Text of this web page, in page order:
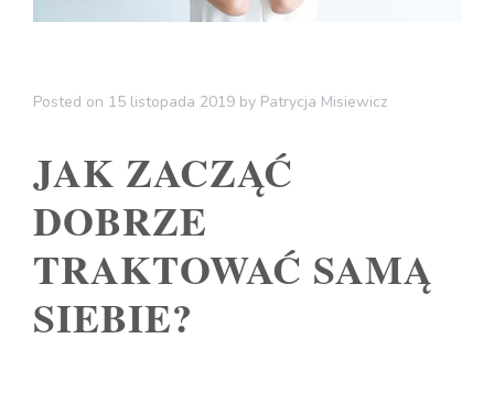
Posted on 15 listopada 2019 by Patrycja Misiewicz
JAK ZACZĄĆ
DOBRZE
TRAKTOWAĆ SAMĄ
SIEBIE?